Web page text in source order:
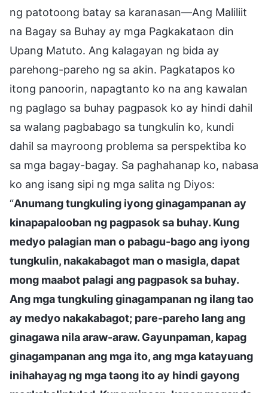
ng patotoong batay sa karanasan—Ang Maliliit
na Bagay sa Buhay ay mga Pagkakataon din
Upang Matuto. Ang kalagayan ng bida ay
parehong-pareho ng sa akin. Pagkatapos ko
itong panoorin, napagtanto ko na ang kawalan
ng paglago sa buhay pagpasok ko ay hindi dahil
sa walang pagbabago sa tungkulin ko, kundi
dahil sa mayroong problema sa perspektiba ko
sa mga bagay-bagay. Sa paghahanap ko, nabasa
ko ang isang sipi ng mga salita ng Diyos:
“Anumang tungkuling iyong ginagampanan ay
kinapapalooban ng pagpasok sa buhay. Kung
medyo palagian man o pabagu-bago ang iyong
tungkulin, nakakabagot man o masigla, dapat
mong maabot palagi ang pagpasok sa buhay.
Ang mga tungkuling ginagampanan ng ilang tao
ay medyo nakakabagot; pare-pareho lang ang
ginagawa nila araw-araw. Gayunpaman, kapag
ginagampanan ang mga ito, ang mga katayuang
inihahayag ng mga taong ito ay hindi gayong